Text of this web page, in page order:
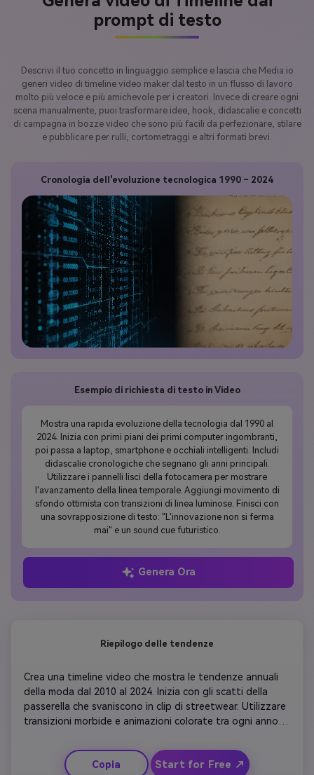
prompt di testo
Descrivi il tuo concetto in linguaggio semplice e lascia che Media.io
generi video di timeline video maker dal testo in un flusso di lavoro
molto più veloce e più amichevole per i creatori. Invece di creare ogni
scena manualmente, puoi trasformare idee, hook, didascalie e concetti
di campagna in bozze video che sono più facili da perfezionare, stilare
e pubblicare per rulli, cortometraggi e altri formati brevi.
Esempio di richiesta di testo in Video
Mostra una rapida evoluzione della tecnologia dal 1990 al
2024. Inizia con primi piani dei primi computer ingombranti,
poi passa a laptop, smartphone e occhiali intelligenti. Includi
didascalie cronologiche che segnano gli anni principali.
Utilizzare i pannelli lisci della fotocamera per mostrare
l'avanzamento della linea temporale. Aggiungi movimento di
sfondo ottimista con transizioni di linea luminose. Finisci con
una sovrapposizione di testo: "L'innovazione non si ferma
mai" e un sound cue futuristico.
Genera Ora
Cronologia dell'evoluzione tecnologica 1990 – 2024
Riepilogo delle tendenze
Crea una timeline video che mostra le tendenze annuali
della moda dal 2010 al 2024. Inizia con gli scatti della
passerella che svaniscono in clip di streetwear. Utilizzare
transizioni morbide e animazioni colorate tra ogni anno.
l'energia. Concludi con una didascalia che riassume come
gli stili si sono evoluti nel tempo.
Copia Start for Free ↗